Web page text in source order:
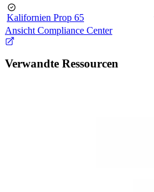
Kalifornien Prop 65
Ansicht Compliance Center
Verwandte Ressourcen